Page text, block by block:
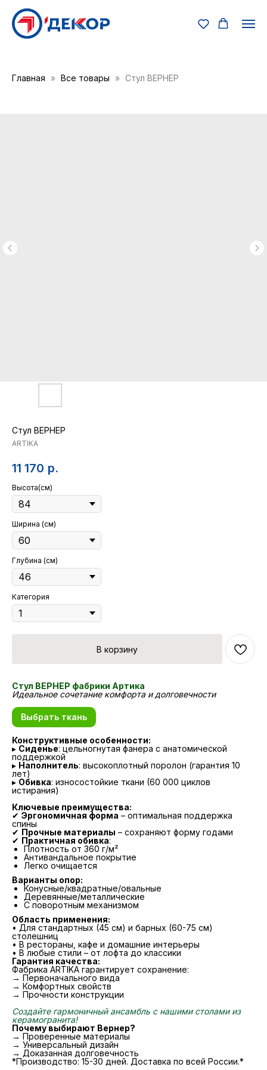
Главная Все товары Стул ВЕРНЕР
Стул ВЕРНЕР
ARTIKA
11 170 р.
Высота(см)
Ширина (см)
Глубина (см)
Категория
В корзину
Стул ВЕРНЕР фабрики Артика
Идеальное сочетание комфорта и долговечности
Выбрать ткань
Конструктивные особенности:
▸ Сиденье: цельногнутая фанера с анатомической
поддержкой
▸ Наполнитель: высокоплотный поролон (гарантия 10
лет)
▸ Обивка: износостойкие ткани (60 000 циклов
истирания)
Ключевые преимущества:
✔ Эргономичная форма – оптимальная поддержка
спины
✔ Прочные материалы – сохраняют форму годами
✔ Практичная обивка:
Плотность от 360 г/м²
Антивандальное покрытие
Легко очищается
Варианты опор:
Конусные/квадратные/овальные
Деревянные/металлические
С поворотным механизмом
Область применения:
• Для стандартных (45 см) и барных (60-75 см)
столешниц
• В рестораны, кафе и домашние интерьеры
• В любые стили – от лофта до классики
Гарантия качества:
Фабрика ARTIKA гарантирует сохранение:
→ Первоначального вида
→ Комфортных свойств
→ Прочности конструкции
Создайте гармоничный ансамбль с нашими столами из
керамогранита!
Почему выбирают Вернер?
→ Проверенные материалы
→ Универсальный дизайн
→ Доказанная долговечность
*Производство: 15-30 дней. Доставка по всей России.*